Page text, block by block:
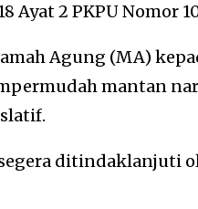
Ayat 2 PKPU Nomor
Agung (MA)
mantan
ditindaklanjuti